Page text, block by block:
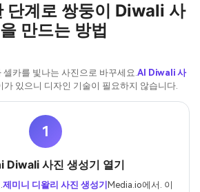
단계로 쌍둥이 Diwali 사
만드는 방법
카를 빛나는 사진으로 바꾸세요.AI Diwali 사
가 있으니 디자인 기술이 필요하지 않습니다.
1
Diwali 사진 생성기 열기
제미니 디왈리 사진 생성기 Media.io에서. 이